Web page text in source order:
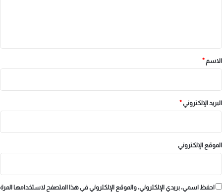
*
الاسم *
البريد الإلكتروني*
الموقع الإلكتروني
احفظ اسمي، بريدي الإلكتروني، والموقع الإلكتروني في هذا المتصفح لاستخدامها المرة